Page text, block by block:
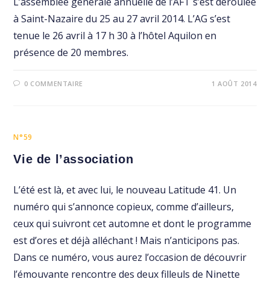
à Saint-Nazaire du 25 au 27 avril 2014. L’AG s’est
tenue le 26 avril à 17 h 30 à l’hôtel Aquilon en
présence de 20 membres.
0 COMMENTAIRE 1 AOÛT 2014
N°59
Vie de l’association
L’été est là, et avec lui, le nouveau Latitude 41. Un
numéro qui s’annonce copieux, comme d’ailleurs,
ceux qui suivront cet automne et dont le programme
est d’ores et déjà alléchant ! Mais n’anticipons pas.
Dans ce numéro, vous aurez l’occasion de découvrir
l’émouvante rencontre des deux filleuls de Ninette